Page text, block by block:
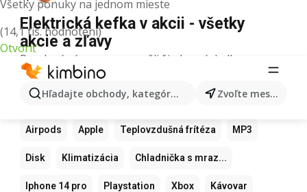
Všetky ponuky na jednom mieste
(14,1 tis. hodnotení)
Otvoriť
Hľadajte obchody, kategórie, produkty... Zvoľte mesto
Elektrická kefka v akcii - všetky
akcie a zľavy
Pre daný výraz sme nenašli žiadne výsledky.
Ďalšie obľúbené produkty
Samsung Xiaomi Apple Watch
Airpods Apple Teplovzdušná frítéza MP3
Disk Klimatizácia Chladnička s mraz...
Iphone 14 pro Playstation Xbox Kávovar